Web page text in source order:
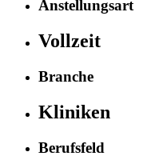
Anstellungsart
Vollzeit
Branche
Kliniken
Berufsfeld